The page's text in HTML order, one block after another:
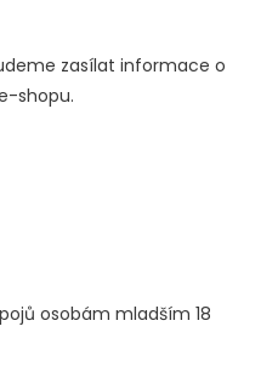
zasílat informace o
shopu.
osobám mladším 18